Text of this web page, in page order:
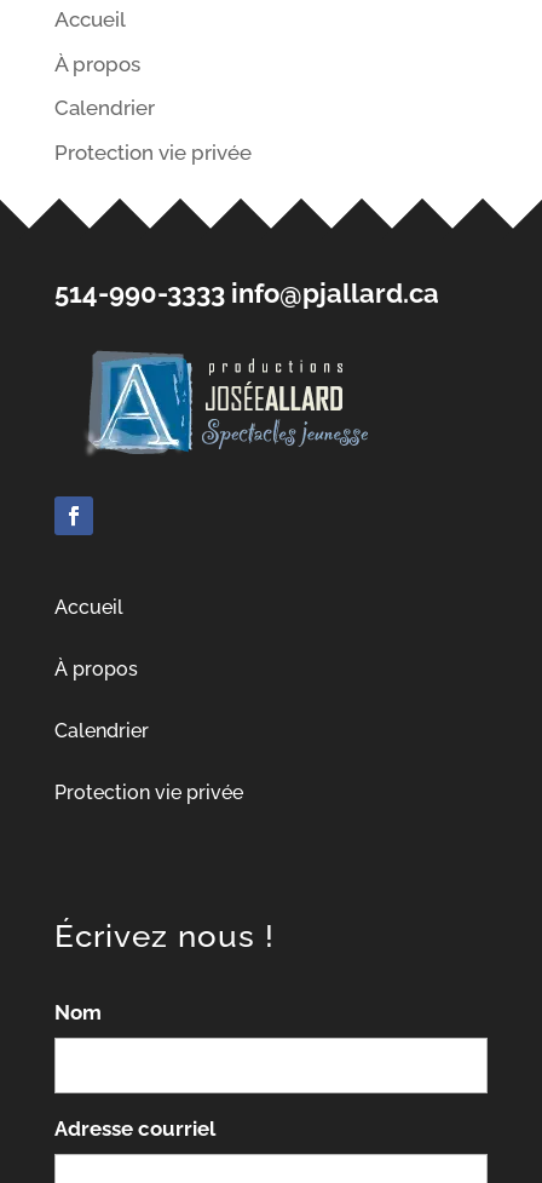
Accueil
À propos
Calendrier
Protection vie privée
514-990-3333 info@pjallard.ca
Accueil
À propos
Calendrier
Protection vie privée
Écrivez nous !
Nom
Adresse courriel